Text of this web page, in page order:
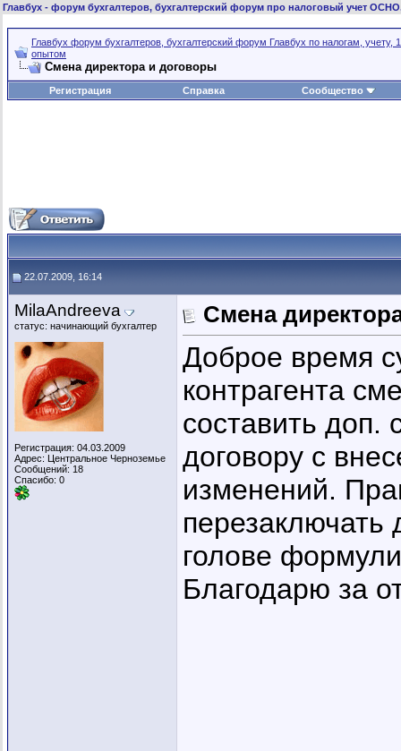
Главбух - форум бухгалтеров, бухгалтерский форум про налоговый учет
Главбух форум бухгалтеров, бухгалтерский форум Главбух по налогам, учету,
опытом
Смена директора и договоры
Регистрация Справка Сообщество
22.07.2009, 16:14
MilaAndreeva
статус: начинающий бухгалтер
Регистрация: 04.03.2009
Адрес: Центральное Черноземье
Сообщений: 18
Спасибо: 0
Смена
Доброе время
контрагента
составить
договору с
изменений.
перезаключать
голове
Благодарю за